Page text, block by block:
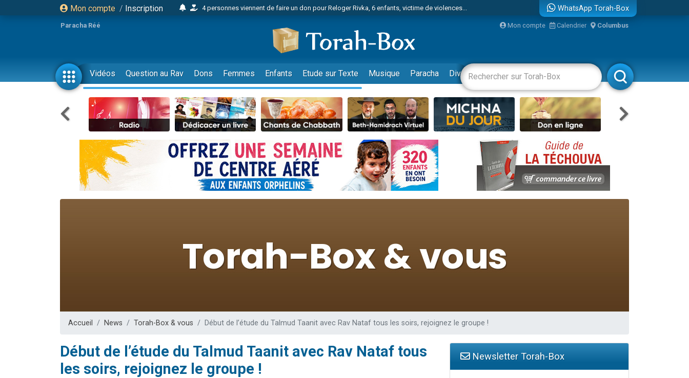
Mon compte / Inscription
4 personnes viennent de faire un don pour Reloger Rivka, 6 enfants, victime de violences...
17 personnes viennent de demander une bénédiction
4 personnes viennent de nous rejoindre sur WhatsApp
Il reste 49 places pour étudier en groupe sur Zoom
23 personnes viennent de faire un don pour Diane, 80 ans, dans un appartement insalubre
Eva vient de donner son Maasser
4 personnes viennent de nous rejoindre sur WhatsApp
3 personnes viennent de nous rejoindre sur WhatsApp
3 personnes viennent de faire un don pour 5 jours de vacances aux Orphelins
Odaya vient de donner son Maasser
2 personnes viennent de nous rejoindre sur WhatsApp
13 personnes viennent de demander une bénédiction
3 personnes viennent de nous rejoindre sur WhatsApp
2 personnes viennent de nous rejoindre sur WhatsApp
WhatsApp Torah-Box
Paracha Réé Mon compte Calendrier Columbus
Vidéos Question au Rav Dons Femmes Enfants Etude sur Texte Musique Paracha Divertissements Livres Rabbanim
Accueil News Torah-Box & vous Début de l’étude du Talmud Taanit avec Rav Nataf tous les soirs, rejoignez le groupe !
Début de l’étude du Talmud Taanit avec Rav Nataf tous
les soirs, rejoignez le groupe !
Newsletter Torah-Box